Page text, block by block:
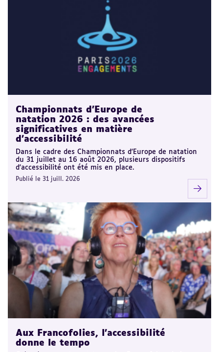
Championnats d'Europe de
natation 2026 : des avancées
significatives en matière
d'accessibilité
Dans le cadre des Championnats d'Europe de natation
du 31 juillet au 16 août 2026, plusieurs dispositifs
d'accessibilité ont été mis en place.
Publié le 31 juill. 2026
Aux Francofolies, l’accessibilité
donne le tempo